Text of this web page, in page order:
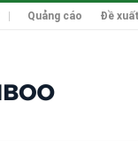
Quảng cáo Đề